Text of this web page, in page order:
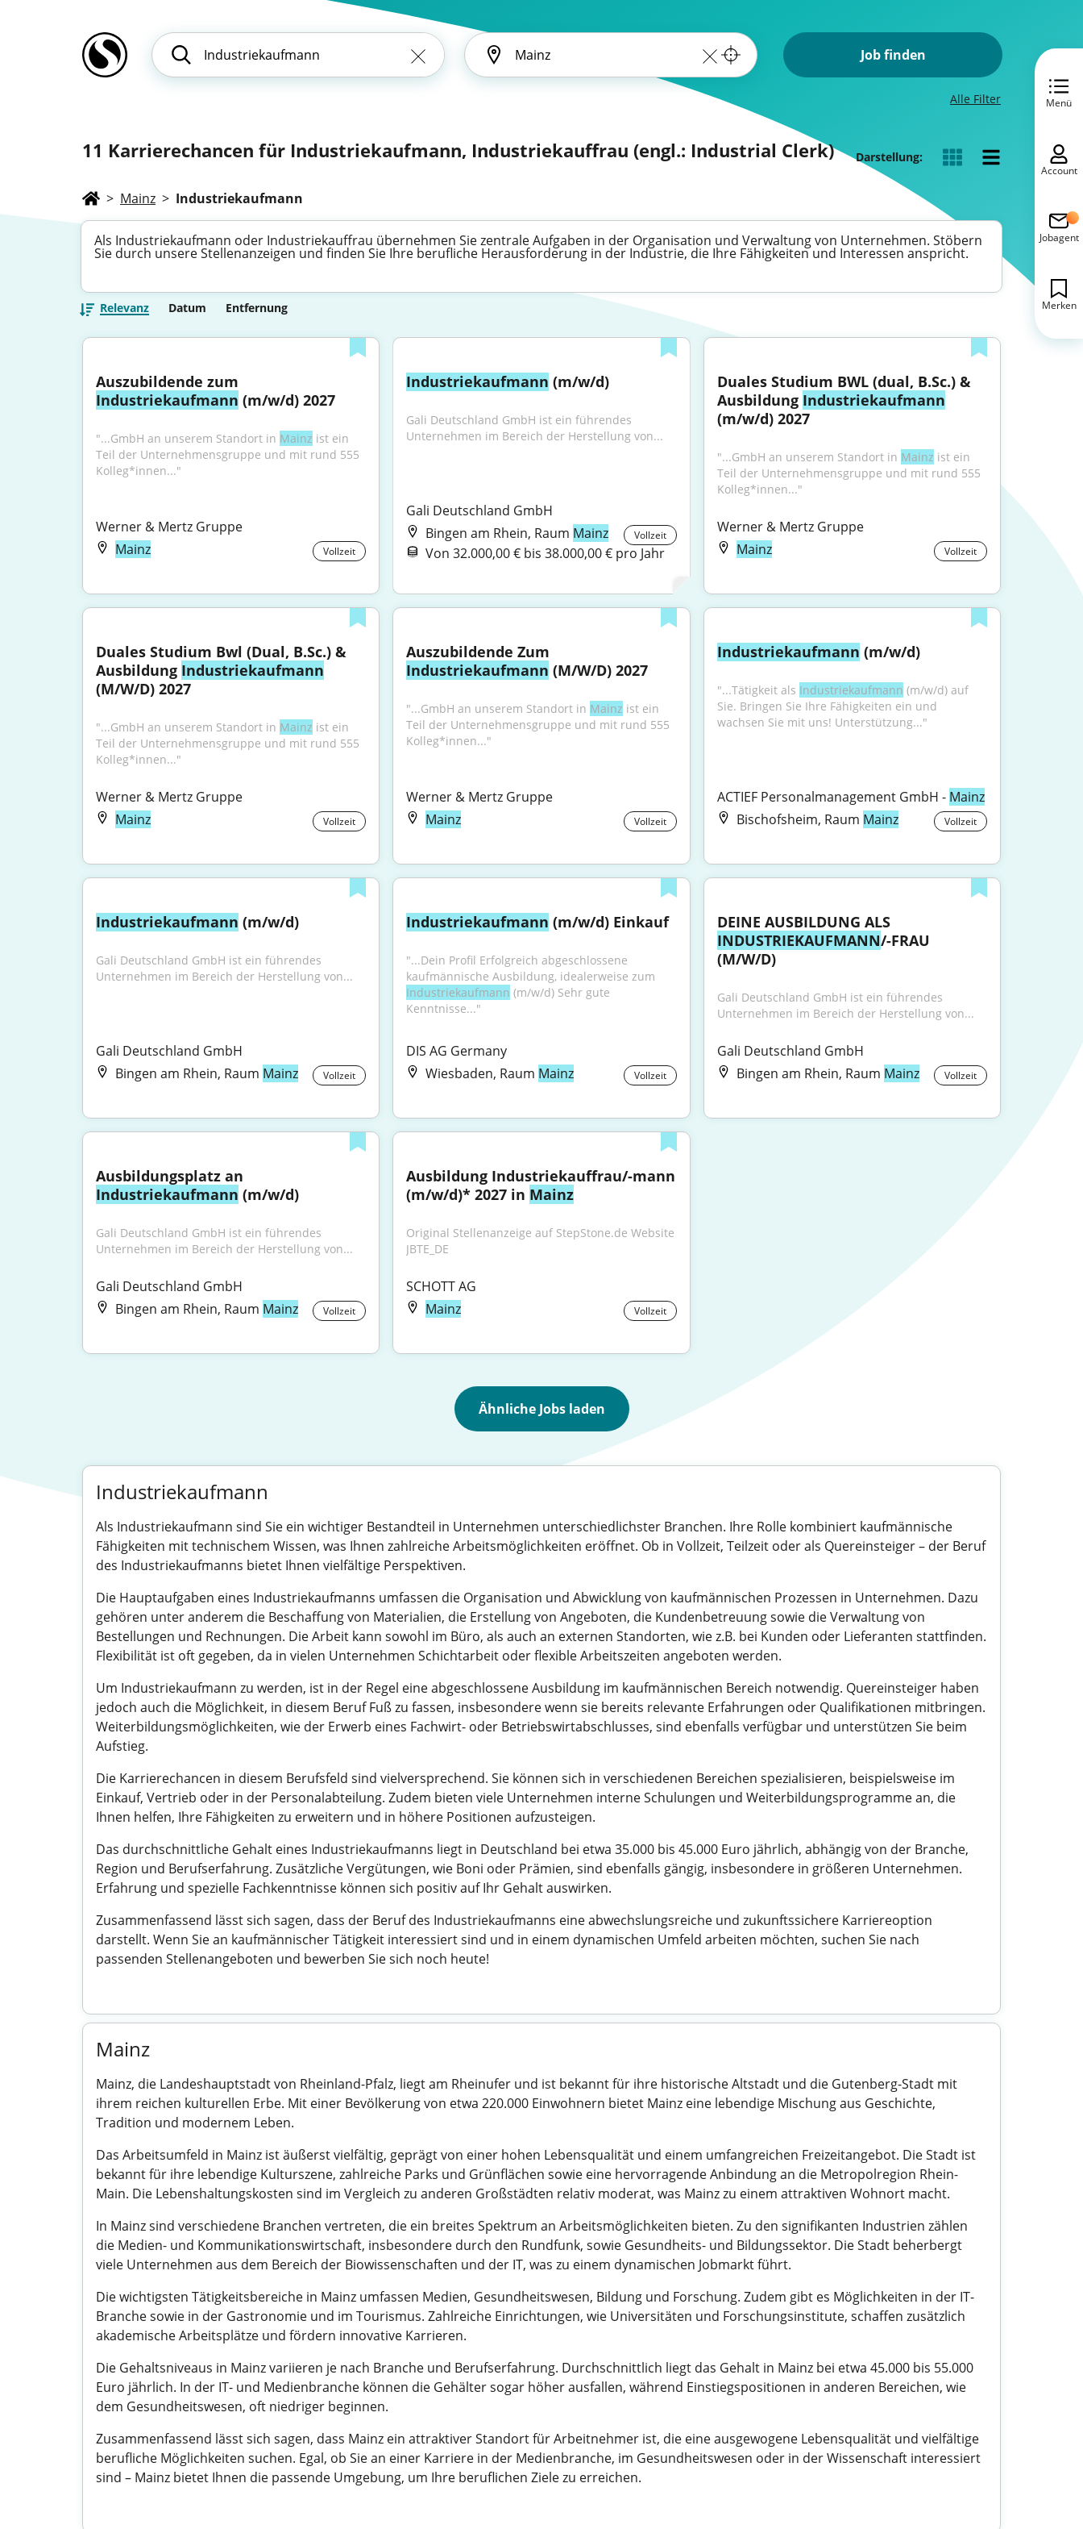
Job finden
Alle Filter
11 Karrierechancen für Industriekaufmann, Industriekauffrau (engl.: Industrial Clerk) Darstellung:
> Mainz > Industriekaufmann
Als Industriekaufmann oder Industriekauffrau übernehmen Sie zentrale Aufgaben in der Organisation und Verwaltung von Unternehmen. Stöbern
Sie durch unsere Stellenanzeigen und finden Sie Ihre berufliche Herausforderung in der Industrie, die Ihre Fähigkeiten und Interessen anspricht.
Relevanz Datum Entfernung
Industriekaufmann (m/w/d) 2027
"...GmbH an unserem Standort in Mainz ist ein
Teil der Unternehmensgruppe und mit rund 555
Kolleg*innen..."
Werner & Mertz Gruppe
Mainz
Vollzeit
Industriekaufmann (m/w/d)
Gali Deutschland GmbH ist ein führendes
Unternehmen im Bereich der Herstellung von...
Gali Deutschland GmbH
Bingen am Rhein, Raum Mainz Vollzeit
Von 32.000,00 € bis 38.000,00 € pro Jahr
Duales Studium BWL (dual, B.Sc.) &
Ausbildung Industriekaufmann
(m/w/d) 2027
"...GmbH an unserem Standort in Mainz ist ein
Teil der Unternehmensgruppe und mit rund 555
Kolleg*innen..."
Werner & Mertz Gruppe
Mainz
Vollzeit
Duales Studium Bwl (Dual, B.Sc.) &
Ausbildung Industriekaufmann
(M/W/D) 2027
"...GmbH an unserem Standort in Mainz ist ein
Teil der Unternehmensgruppe und mit rund 555
Kolleg*innen..."
Werner & Mertz Gruppe
Mainz
Vollzeit
Industriekaufmann (M/W/D) 2027
"...GmbH an unserem Standort in Mainz ist ein
Teil der Unternehmensgruppe und mit rund 555
Kolleg*innen..."
Werner & Mertz Gruppe
Mainz
Vollzeit
Industriekaufmann (m/w/d)
"...Tätigkeit als Industriekaufmann (m/w/d) auf
Sie. Bringen Sie Ihre Fähigkeiten ein und
wachsen Sie mit uns! Unterstützung..."
ACTIEF Personalmanagement GmbH - Mainz
Bischofsheim, Raum Mainz Vollzeit
Industriekaufmann (m/w/d)
Gali Deutschland GmbH ist ein führendes
Unternehmen im Bereich der Herstellung von...
Gali Deutschland GmbH
Bingen am Rhein, Raum Mainz Vollzeit
Industriekaufmann (m/w/d) Einkauf
"...Dein Profil Erfolgreich abgeschlossene
Industriekaufmann (m/w/d) Sehr gute
Kenntnisse..."
DIS AG Germany
Wiesbaden, Raum Mainz Vollzeit
DEINE AUSBILDUNG ALS
INDUSTRIEKAUFMANN/-FRAU
(M/W/D)
Gali Deutschland GmbH ist ein führendes
Unternehmen im Bereich der Herstellung von...
Gali Deutschland GmbH
Bingen am Rhein, Raum Mainz Vollzeit
Industriekaufmann (m/w/d)
Gali Deutschland GmbH ist ein führendes
Unternehmen im Bereich der Herstellung von...
Gali Deutschland GmbH
Bingen am Rhein, Raum Mainz Vollzeit
Ausbildung Industriekauffrau/-mann
(m/w/d)* 2027 in Mainz
Original Stellenanzeige auf StepStone.de Website
JBTE_DE
SCHOTT AG
Mainz
Vollzeit
Ähnliche Jobs laden
Industriekaufmann
Als Industriekaufmann sind Sie ein wichtiger Bestandteil in Unternehmen unterschiedlichster Branchen. Ihre Rolle kombiniert kaufmännische
Fähigkeiten mit technischem Wissen, was Ihnen zahlreiche Arbeitsmöglichkeiten eröffnet. Ob in Vollzeit, Teilzeit oder als Quereinsteiger – der Beruf
des Industriekaufmanns bietet Ihnen vielfältige Perspektiven.
Die Hauptaufgaben eines Industriekaufmanns umfassen die Organisation und Abwicklung von kaufmännischen Prozessen in Unternehmen. Dazu
gehören unter anderem die Beschaffung von Materialien, die Erstellung von Angeboten, die Kundenbetreuung sowie die Verwaltung von
Bestellungen und Rechnungen. Die Arbeit kann sowohl im Büro, als auch an externen Standorten, wie z.B. bei Kunden oder Lieferanten stattfinden.
Flexibilität ist oft gegeben, da in vielen Unternehmen Schichtarbeit oder flexible Arbeitszeiten angeboten werden.
Um Industriekaufmann zu werden, ist in der Regel eine abgeschlossene Ausbildung im kaufmännischen Bereich notwendig. Quereinsteiger haben
jedoch auch die Möglichkeit, in diesem Beruf Fuß zu fassen, insbesondere wenn sie bereits relevante Erfahrungen oder Qualifikationen mitbringen.
Weiterbildungsmöglichkeiten, wie der Erwerb eines Fachwirt- oder Betriebswirtabschlusses, sind ebenfalls verfügbar und unterstützen Sie beim
Aufstieg.
Die Karrierechancen in diesem Berufsfeld sind vielversprechend. Sie können sich in verschiedenen Bereichen spezialisieren, beispielsweise im
Einkauf, Vertrieb oder in der Personalabteilung. Zudem bieten viele Unternehmen interne Schulungen und Weiterbildungsprogramme an, die
Ihnen helfen, Ihre Fähigkeiten zu erweitern und in höhere Positionen aufzusteigen.
Das durchschnittliche Gehalt eines Industriekaufmanns liegt in Deutschland bei etwa 35.000 bis 45.000 Euro jährlich, abhängig von der Branche,
Region und Berufserfahrung. Zusätzliche Vergütungen, wie Boni oder Prämien, sind ebenfalls gängig, insbesondere in größeren Unternehmen.
Erfahrung und spezielle Fachkenntnisse können sich positiv auf Ihr Gehalt auswirken.
Zusammenfassend lässt sich sagen, dass der Beruf des Industriekaufmanns eine abwechslungsreiche und zukunftssichere Karriereoption
darstellt. Wenn Sie an kaufmännischer Tätigkeit interessiert sind und in einem dynamischen Umfeld arbeiten möchten, suchen Sie nach
passenden Stellenangeboten und bewerben Sie sich noch heute!
Mainz
Mainz, die Landeshauptstadt von Rheinland-Pfalz, liegt am Rheinufer und ist bekannt für ihre historische Altstadt und die Gutenberg-Stadt mit
ihrem reichen kulturellen Erbe. Mit einer Bevölkerung von etwa 220.000 Einwohnern bietet Mainz eine lebendige Mischung aus Geschichte,
Tradition und modernem Leben.
Das Arbeitsumfeld in Mainz ist äußerst vielfältig, geprägt von einer hohen Lebensqualität und einem umfangreichen Freizeitangebot. Die Stadt ist
bekannt für ihre lebendige Kulturszene, zahlreiche Parks und Grünflächen sowie eine hervorragende Anbindung an die Metropolregion Rhein-
Main. Die Lebenshaltungskosten sind im Vergleich zu anderen Großstädten relativ moderat, was Mainz zu einem attraktiven Wohnort macht.
In Mainz sind verschiedene Branchen vertreten, die ein breites Spektrum an Arbeitsmöglichkeiten bieten. Zu den signifikanten Industrien zählen
die Medien- und Kommunikationswirtschaft, insbesondere durch den Rundfunk, sowie Gesundheits- und Bildungssektor. Die Stadt beherbergt
viele Unternehmen aus dem Bereich der Biowissenschaften und der IT, was zu einem dynamischen Jobmarkt führt.
Die wichtigsten Tätigkeitsbereiche in Mainz umfassen Medien, Gesundheitswesen, Bildung und Forschung. Zudem gibt es Möglichkeiten in der IT-
Branche sowie in der Gastronomie und im Tourismus. Zahlreiche Einrichtungen, wie Universitäten und Forschungsinstitute, schaffen zusätzlich
akademische Arbeitsplätze und fördern innovative Karrieren.
Die Gehaltsniveaus in Mainz variieren je nach Branche und Berufserfahrung. Durchschnittlich liegt das Gehalt in Mainz bei etwa 45.000 bis 55.000
Euro jährlich. In der IT- und Medienbranche können die Gehälter sogar höher ausfallen, während Einstiegspositionen in anderen Bereichen, wie
dem Gesundheitswesen, oft niedriger beginnen.
Zusammenfassend lässt sich sagen, dass Mainz ein attraktiver Standort für Arbeitnehmer ist, die eine ausgewogene Lebensqualität und vielfältige
berufliche Möglichkeiten suchen. Egal, ob Sie an einer Karriere in der Medienbranche, im Gesundheitswesen oder in der Wissenschaft interessiert
sind – Mainz bietet Ihnen die passende Umgebung, um Ihre beruflichen Ziele zu erreichen.
Menü
Account
Jobagent
Merken